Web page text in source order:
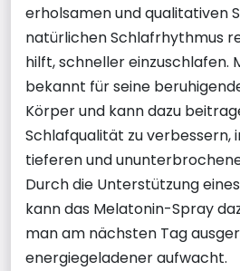
erholsamen und qualitativen
natürlichen Schlafrhythmus
hilft, schneller einzuschlafen.
bekannt für seine
Körper und kann dazu
Schlafqualität zu verbessern,
tieferen und
Durch die Unterstützung
kann das Melatonin-Spray
man am nächsten Tag
energiegeladener aufwacht.